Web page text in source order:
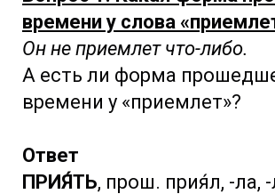
времени у слова
Он не приемлет что-либо.
А есть ли форма
времени у «приемлет»?
Ответ
ПРИЯ́ТЬ, прош. прия́л, -ла,